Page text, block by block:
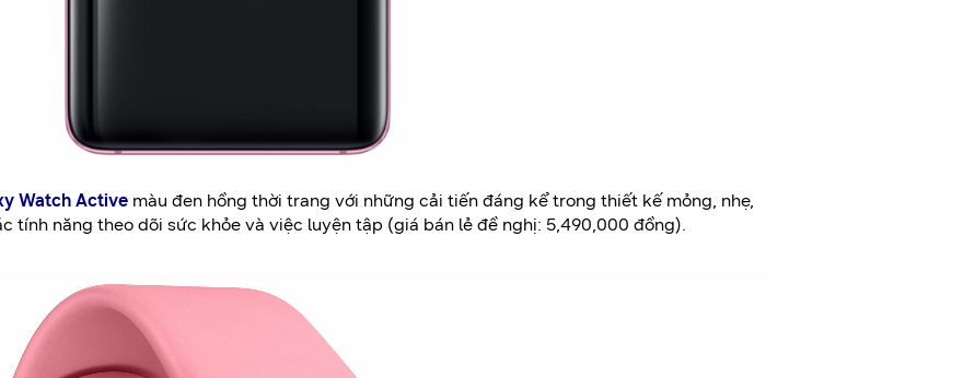
Watch Active màu đen hồng thời trang với những cải tiến đáng kể trong thiết kế mỏng, nhẹ,
tính năng theo dõi sức khỏe và việc luyện tập (giá bán lẻ đề nghị: 5,490,000 đồng).